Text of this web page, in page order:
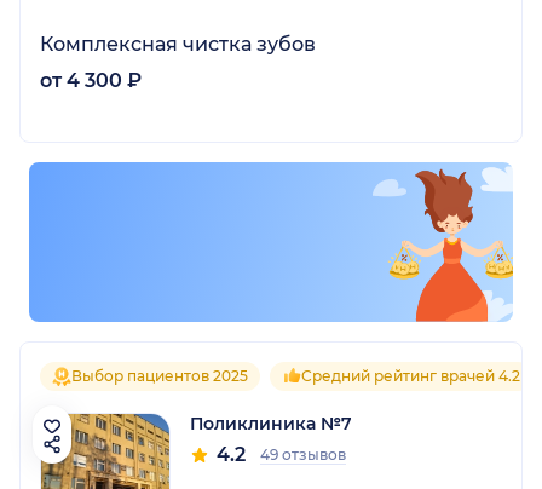
Комплексная чистка зубов
от 4 300 ₽
Выбор пациентов 2025 Средний рейтинг врачей 4.2
Поликлиника №7
4.2 49 отзывов